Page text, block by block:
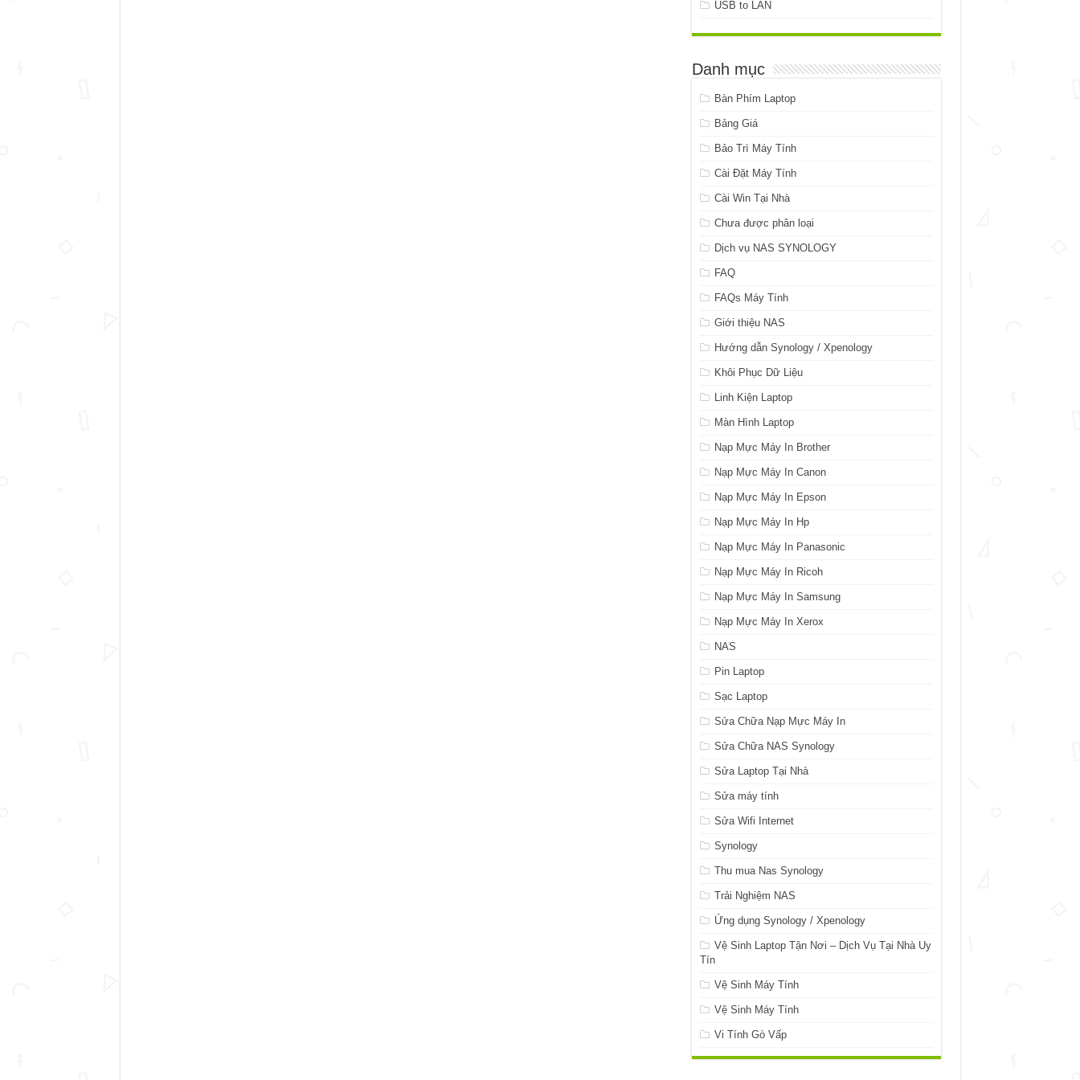
USB to LAN
Danh mục
Bàn Phím Laptop
Bảng Giá
Bảo Trì Máy Tính
Cài Đặt Máy Tính
Cài Win Tại Nhà
Chưa được phân loại
Dịch vụ NAS SYNOLOGY
FAQ
FAQs Máy Tính
Giới thiệu NAS
Hướng dẫn Synology / Xpenology
Khôi Phục Dữ Liệu
Linh Kiện Laptop
Màn Hình Laptop
Nạp Mực Máy In Brother
Nạp Mực Máy In Canon
Nạp Mực Máy In Epson
Nạp Mực Máy In Hp
Nạp Mực Máy In Panasonic
Nạp Mực Máy In Ricoh
Nạp Mực Máy In Samsung
Nạp Mực Máy In Xerox
NAS
Pin Laptop
Sạc Laptop
Sửa Chữa Nạp Mực Máy In
Sửa Chữa NAS Synology
Sửa Laptop Tại Nhà
Sửa máy tính
Sửa Wifi Internet
Synology
Thu mua Nas Synology
Trải Nghiệm NAS
Ứng dụng Synology / Xpenology
Vệ Sinh Laptop Tận Nơi – Dịch Vụ Tại Nhà Uy
Tín
Vệ Sinh Máy Tính
Vệ Sinh Máy Tính
Vi Tính Gò Vấp